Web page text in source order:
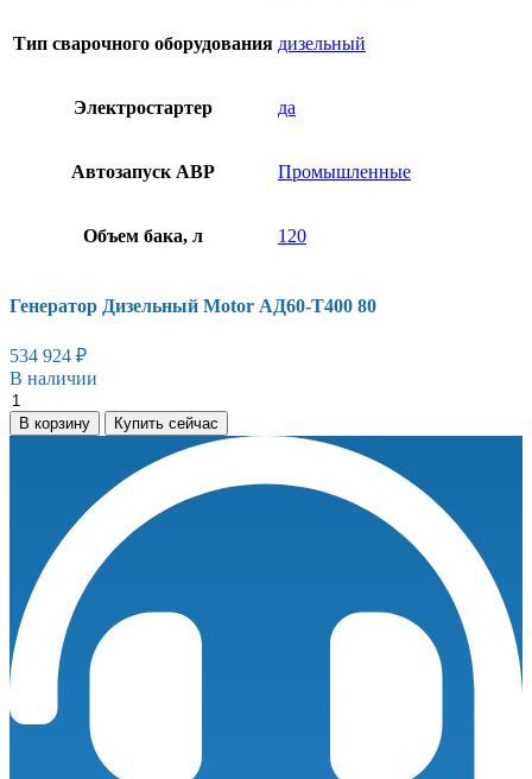
Тип сварочного оборудования дизельный
Электростартер да
Автозапуск АВР Промышленные
Объем бака, л 120
Генератор Дизельный Motor АД60-T400 80
534 924 ₽
В наличии
Генератор
Дизельный
Motor
количество
В корзину Купить сейчас